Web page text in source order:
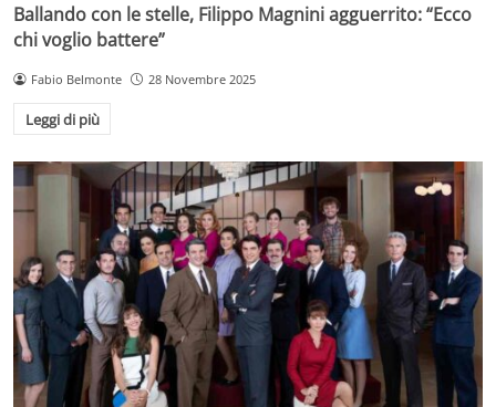
Ballando con le stelle, Filippo Magnini agguerrito: “Ecco
chi voglio battere”
Fabio Belmonte 28 Novembre 2025
Leggi di più